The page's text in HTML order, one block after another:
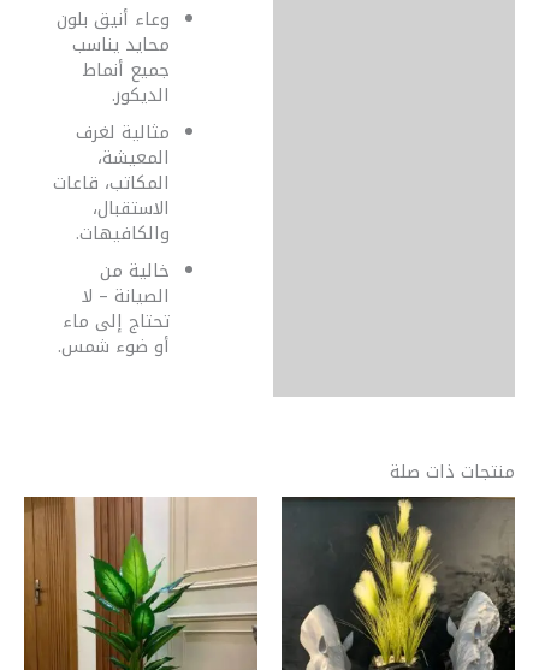
وعاء أنيق بلون
محايد يناسب
جميع أنماط
الديكور.
مثالية لغرف
المعيشة،
المكاتب، قاعات
الاستقبال،
والكافيهات.
خالية من
الصيانة – لا
تحتاج إلى ماء
أو ضوء شمس.
منتجات ذات صلة